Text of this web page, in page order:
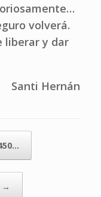
volverá.
liberar y dar
Santi Hernán
→